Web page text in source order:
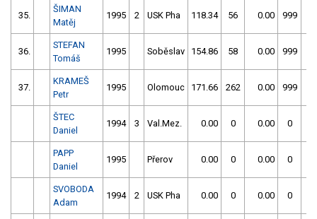
35.
ŠIMAN
Matěj
1995 2 USK Pha 118.34 56 0.00 999
36.
STEFAN
Tomáš
1995 Soběslav 154.86 58 0.00 999
37.
KRAMEŠ
Petr
1995 Olomouc 171.66 262 0.00 999
ŠTEC
Daniel
1994 3 Val.Mez. 0.00 0 0.00 0
PAPP
Daniel
1995 Přerov 0.00 0 0.00 0
SVOBODA
Adam
1994 2 USK Pha 0.00 0 0.00 0